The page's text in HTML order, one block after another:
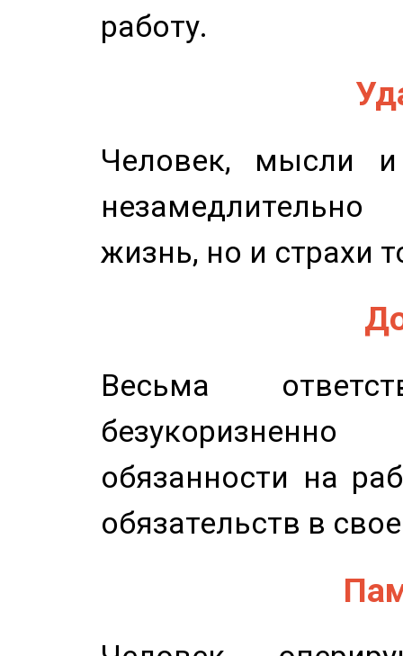
работу.
Человек, мысли и
жизнь, но и страхи
Весьма
обязанности на
обязательств в